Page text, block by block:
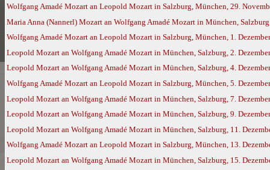
Wolfgang Amadé Mozart an Leopold Mozart in Salzburg, München, 29.
Maria Anna (Nannerl) Mozart an Wolfgang Amadé Mozart in München,
Wolfgang Amadé Mozart an Leopold Mozart in Salzburg, München, 1.
Leopold Mozart an Wolfgang Amadé Mozart in München, Salzburg, 2.
Leopold Mozart an Wolfgang Amadé Mozart in München, Salzburg, 4.
Wolfgang Amadé Mozart an Leopold Mozart in Salzburg, München, 5.
Leopold Mozart an Wolfgang Amadé Mozart in München, Salzburg, 7.
Leopold Mozart an Wolfgang Amadé Mozart in München, Salzburg, 9.
Leopold Mozart an Wolfgang Amadé Mozart in München, Salzburg, 11.
Wolfgang Amadé Mozart an Leopold Mozart in Salzburg, München, 13.
Leopold Mozart an Wolfgang Amadé Mozart in München, Salzburg, 15.